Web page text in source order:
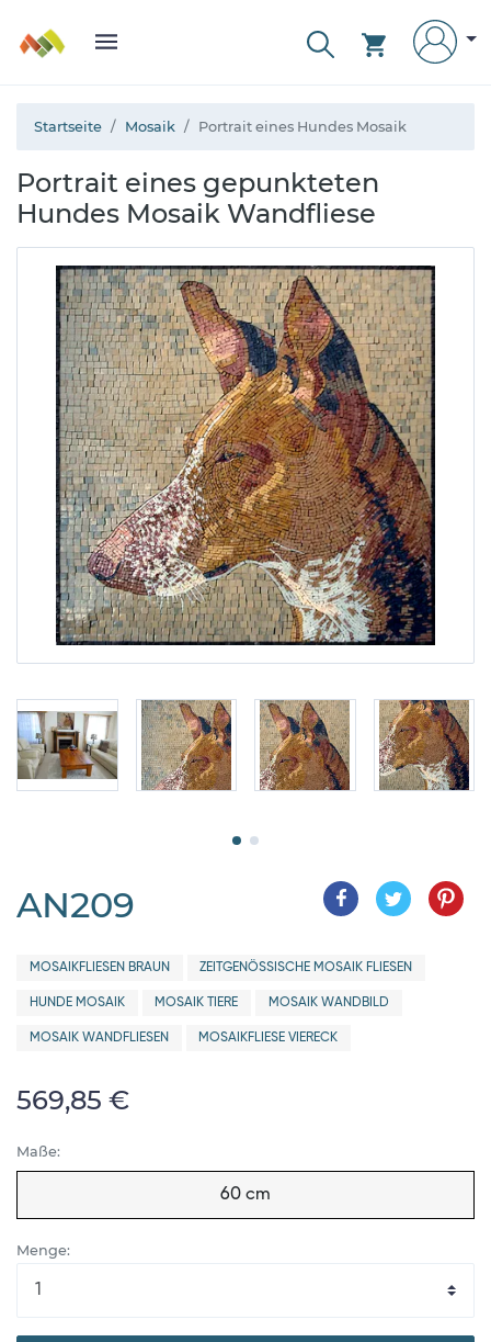
Startseite Mosaik Portrait eines Hundes Mosaik
Portrait eines gepunkteten
Hundes Mosaik Wandfliese
AN209
MOSAIKFLIESEN BRAUN ZEITGENÖSSISCHE MOSAIK FLIESEN
HUNDE MOSAIK MOSAIK TIERE MOSAIK WANDBILD
MOSAIK WANDFLIESEN MOSAIKFLIESE VIERECK
569,85 €
Maße:
60 cm
Menge: